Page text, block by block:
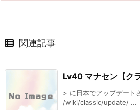
関連記事
Lv40 マナセン【ク
> に日本でアップデート
/wiki/classic/update/ ...